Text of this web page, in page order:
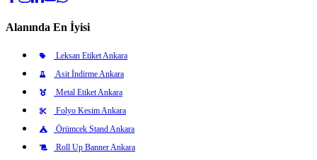
Alanında En İyisi
Leksan Etiket Ankara
Asit İndirme Ankara
Metal Etiket Ankara
Folyo Kesim Ankara
Örümcek Stand Ankara
Roll Up Banner Ankara